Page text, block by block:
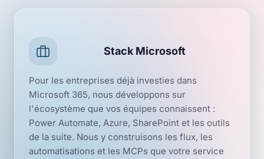
Stack Microsoft
Pour les entreprises déjà investies dans
Microsoft 365, nous développons sur
l'écosystème que vos équipes connaissent :
Power Automate, Azure, SharePoint et les outils
de la suite. Nous y construisons les flux, les
automatisations et les MCPs que votre service